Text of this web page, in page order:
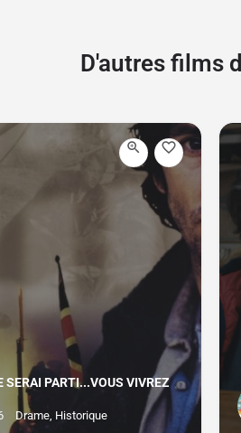
D'autres films
SERAI PARTI...VOUS VIVREZ
Drame, Historique